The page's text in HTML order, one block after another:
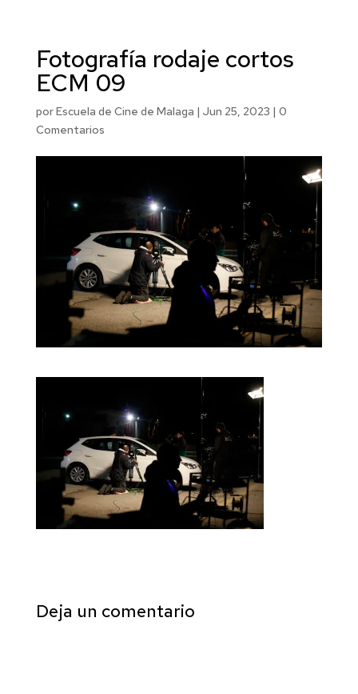
Fotografía rodaje cortos
ECM 09
porEscuela de Cine de Malaga | Jun 25, 2023 | 0
Comentarios
Deja un comentario